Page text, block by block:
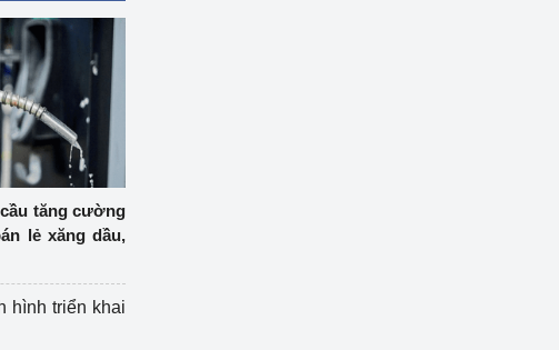
tăng cường
lẻ xăng dầu,
hình triển khai